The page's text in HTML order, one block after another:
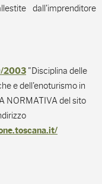
dall'imprenditore
2003 "Disciplina delle
e dell'enoturismo in
NORMATIVA del sito